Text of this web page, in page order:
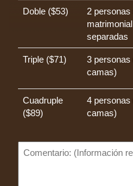
Doble ($53)
2
separadas
Triple ($71)
3 personas
camas)
Cuadruple
($89)
4 personas
camas)